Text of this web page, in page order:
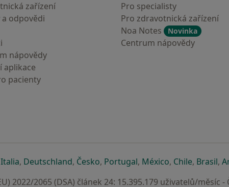
zařízení
a odpovědi
nápovědy
aplikace
pacienty
Pro specialisty
Pro zdravotnická zařízení
Noa Notes
Novinka
Centrum nápovědy
nové záložce
otevře v nové záložce
Italiase otevře v nové záložce
, Deutschlandse otevře v nové záložce
, Českose otevře v nové záložce
, Portugalse otevře v nové
, Méxicose otevře v
, Chilese otevře
, Brasilse
,
2022/2065 (DSA) článek 24: 15.395.179 uživatelů/měsíc -